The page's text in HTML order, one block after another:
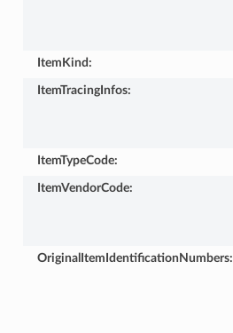
ItemKind:
ItemTracingInfos:
ItemTypeCode:
ItemVendorCode:
OriginalItemIdentificationNumbers: